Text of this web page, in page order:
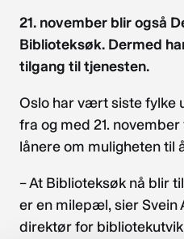
21. november blir også
Biblioteksøk. Dermed
tilgang til tjenesten.
Oslo har vært siste fylke
fra og med 21.
lånere om muligheten til
– At Biblioteksøk nå blir
er en milepæl, sier Svein
direktør for